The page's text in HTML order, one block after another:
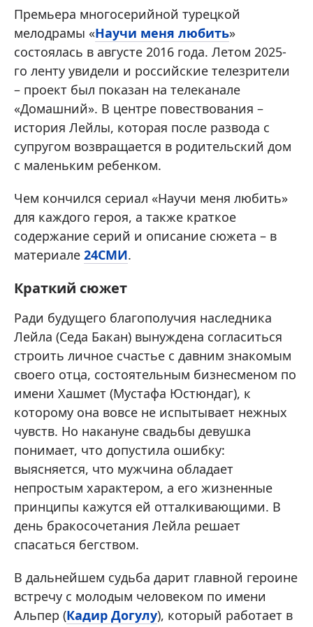
Премьера многосерийной турецкой
мелодрамы «Научи меня любить»
состоялась в августе 2016 года. Летом 2025-
го ленту увидели и российские телезрители
– проект был показан на телеканале
«Домашний». В центре повествования –
история Лейлы, которая после развода с
супругом возвращается в родительский дом
с маленьким ребенком.
Чем кончился сериал «Научи меня любить»
для каждого героя, а также краткое
содержание серий и описание сюжета – в
материале 24СМИ.
Краткий сюжет
Ради будущего благополучия наследника
Лейла (Седа Бакан) вынуждена согласиться
строить личное счастье с давним знакомым
своего отца, состоятельным бизнесменом по
имени Хашмет (Мустафа Юстюндаг), к
которому она вовсе не испытывает нежных
чувств. Но накануне свадьбы девушка
понимает, что допустила ошибку:
выясняется, что мужчина обладает
непростым характером, а его жизненные
принципы кажутся ей отталкивающими. В
день бракосочетания Лейла решает
спасаться бегством.
В дальнейшем судьба дарит главной героине
встречу с молодым человеком по имени
Альпер (Кадир Догулу), который работает в